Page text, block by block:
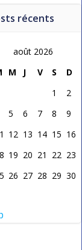
récents
août 2026
M J V S
D
1
2
5 6 7 8
9
12 13 14 15 16
19 20 21 22 23
26 27 28 29 30